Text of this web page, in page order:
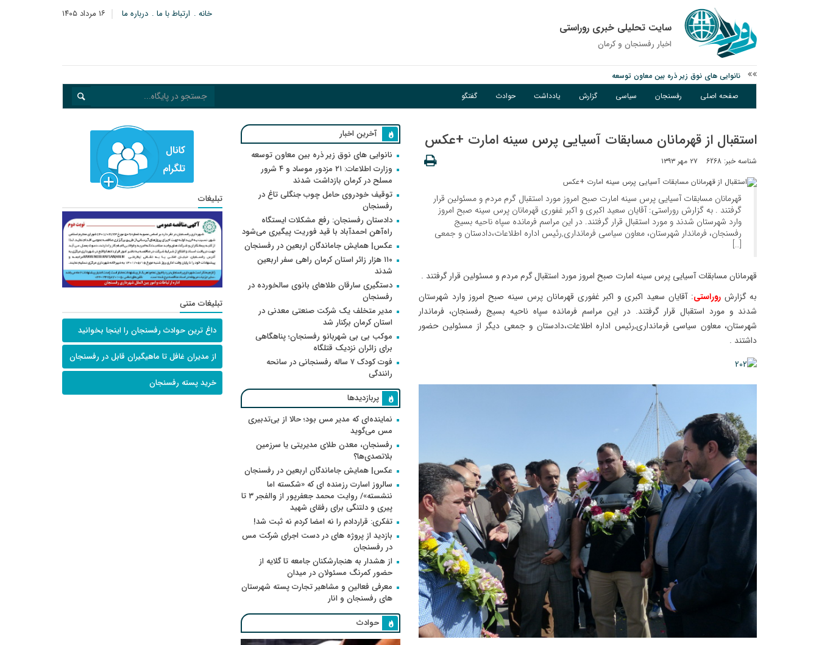
۱۶ مرداد ۱۴۰۵ خانه ارتباط با ما درباره ما
سایت تحلیلی خبری روراستی
اخبار رفسنجان و كرمان
نانوایی های نوق زیر ذره بین معاون توسعه
وزارت اطلاعات: ۲۱ مزدور موساد و ۴ شرور مسلح در کرمان بازداشت شدند
توقیف خودروی حامل چوب جنگلی تاغ در رفسنجان
صفحه اصلی رفسنجان سیاسی گزارش یادداشت حوادث گفتگو
استقبال از قهرمانان مسابقات آسیایی پرس سینه امارت +عکس
شناسه خبر: 6268 ۲۷ مهر ۱۳۹۳
قهرمانان مسابقات آسیایی پرس سینه امارت صبح امروز مورد استقبال گرم مردم و مسئولین قرار
گرفتند . به گزارش روراستی: آقایان سعید اکبری و اکبر غفوری قهرمانان پرس سینه صبح امروز
وارد شهرستان شدند و مورد استقبال قرار گرفتند. در این مراسم فرمانده سپاه ناحیه بسیج
رفسنجان، فرماندار شهرستان، معاون سیاسی فرمانداری,رئیس اداره اطلاعات،دادستان و جمعی
[…]
قهرمانان مسابقات آسیایی پرس سینه امارت صبح امروز مورد استقبال گرم مردم و مسئولین قرار گرفتند .
به گزارش روراستی: آقایان سعید اکبری و اکبر غفوری قهرمانان پرس سینه صبح امروز وارد شهرستان
شدند و مورد استقبال قرار گرفتند. در این مراسم فرمانده سپاه ناحیه بسیج رفسنجان، فرماندار
شهرستان، معاون سیاسی فرمانداری,رئیس اداره اطلاعات،دادستان و جمعی دیگر از مسئولین حضور
داشتند .
آخرین اخبار
نانوایی های نوق زیر ذره بین معاون توسعه
وزارت اطلاعات: ۲۱ مزدور موساد و ۴ شرور
مسلح در کرمان بازداشت شدند
توقیف خودروی حامل چوب جنگلی تاغ در
رفسنجان
دادستان رفسنجان: رفع مشکلات ایستگاه
راه‌آهن احمدآباد با قید فوریت پیگیری می‌شود
عکس| همایش جاماندگان اربعین در رفسنجان
۱۱۰ هزار زائر استان کرمان راهی سفر اربعین
شدند
دستگیری سارقان طلاهای بانوی سالخورده در
رفسنجان
مدیر متخلف یک شرکت صنعتی معدنی در
استان کرمان برکنار شد
موکب بی بی شهربانو رفسنجان؛ پناهگاهی
برای زائران نزدیک قتلگاه
فوت کودک ۷ ساله رفسنجانی در سانحه
رانندگی
پربازدیدها
نماینده‌ای که مدیر مس بود؛ حالا از بی‌تدبیری
مس می‌گوید
رفسنجان، معدن طلای مدیریتی یا سرزمین
بلاتصدی‌ها؟
عکس| همایش جاماندگان اربعین در رفسنجان
سالروز اسارت رزمنده ای که «شکسته اما
ننشسته»/ روایت محمد جعفرپور از والفجر ۳ تا
پیری و دلتنگی برای رفقای شهید
تفکری: قراردادم را نه امضا کردم نه ثبت شد!
بازدید از پروژه های در دست اجرای شرکت مس
در رفسنجان
از هشدار به هنجارشکنان جامعه تا گلایه از
حضور کمرنگ مسئولان در میدان
معرفی فعالین و مشاهیر تجارت پسته شهرستان
های رفسنجان و انار
حوادث
تبلیغات
تبلیغات متنی
داغ ترین حوادث رفسنجان را اینجا بخوانید
از مدیران غافل تا ماهیگیران قابل در رفسنجان
خرید پسته رفسنجان